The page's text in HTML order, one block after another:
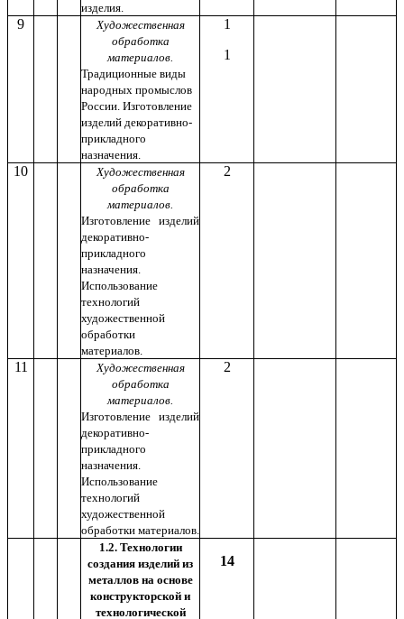
изделия.
9
Художественная
обработка
материалов.
Традиционные виды
народных промыслов
России. Изготовление
изделий декоративно-
прикладного
назначения.
1
1
10
Художественная
обработка
материалов.
Изготовление изделий
декоративно-
прикладного
назначения.
Использование
технологий
художественной
обработки
материалов.
2
11
Художественная
обработка
материалов.
Изготовление изделий
декоративно-
прикладного
назначения.
Использование
технологий
художественной
обработки материалов.
2
1.2. Технологии
создания изделий из
металлов на основе
конструкторской и
технологической
14